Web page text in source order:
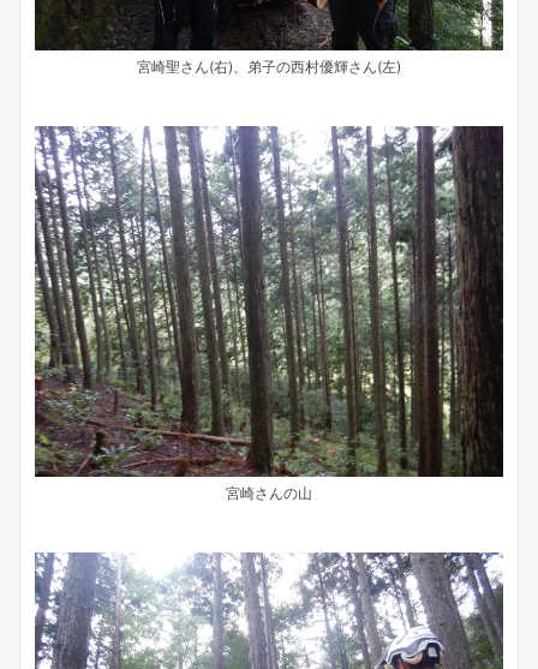
宮崎聖さん(右)、弟子の西村優輝さん(左)
宮崎さんの山